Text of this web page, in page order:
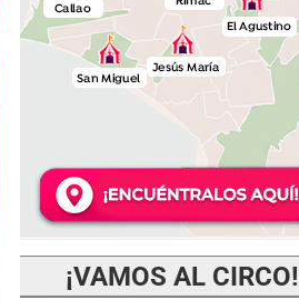
¡VAMOS AL CIRCO!